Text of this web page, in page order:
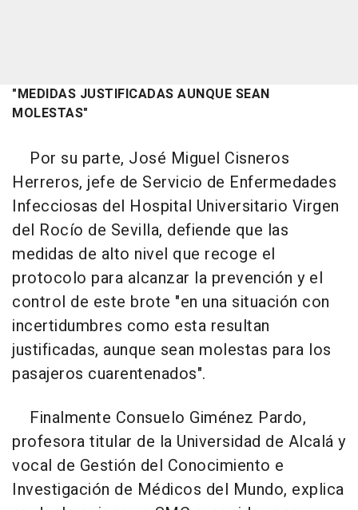
"MEDIDAS JUSTIFICADAS AUNQUE SEAN
MOLESTAS"
Por su parte, José Miguel Cisneros
Herreros, jefe de Servicio de Enfermedades
Infecciosas del Hospital Universitario Virgen
del Rocío de Sevilla, defiende que las
medidas de alto nivel que recoge el
protocolo para alcanzar la prevención y el
control de este brote "en una situación con
incertidumbres como esta resultan
justificadas, aunque sean molestas para los
pasajeros cuarentenados".
Finalmente Consuelo Giménez Pardo,
profesora titular de la Universidad de Alcalá y
vocal de Gestión del Conocimiento e
Investigación de Médicos del Mundo, explica